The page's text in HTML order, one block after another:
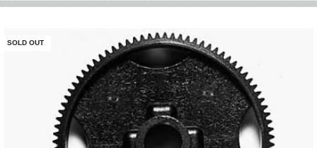
SOLD OUT